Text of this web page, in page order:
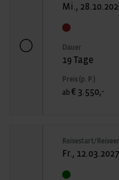
Mi.,
Dauer
19 Tage
Preis (p. P.)
ab € 3.550,-
Reisestart/
Fr.,